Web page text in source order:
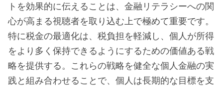
トを効果的に伝えることは、金融リテラシーへの関
心が高まる視聴者を取り込む上で極めて重要です。
特に税金の最適化は、税負担を軽減し、個人が所得
をより多く保持できるようにするための価値ある戦
略を提供する。これらの戦略を健全な個人金融の実
践と組み合わせることで、個人は長期的な目標を支